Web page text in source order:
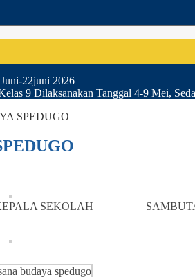
22juni 2026
9 Dilaksanakan Tanggal 4-9 Mei,
SPEDUGO
SEKOLAH